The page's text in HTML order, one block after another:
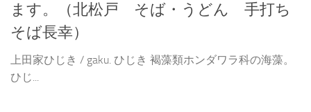
ます。（北松戸 そば・うどん 手打ち
そば長幸）
上田家ひじき / gaku. ひじき 褐藻類ホンダワラ科の海藻。
ひじ...